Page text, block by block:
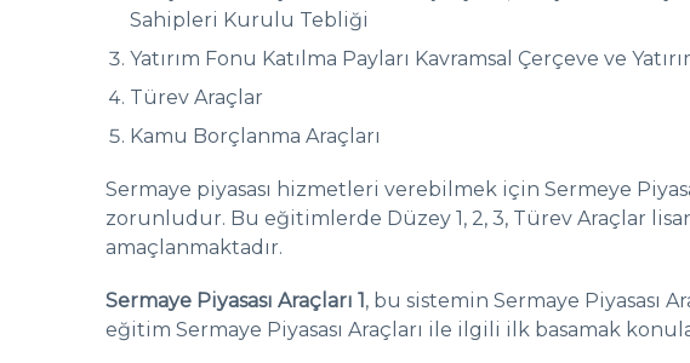
Sahipleri Kurulu Tebliği
Yatırım Fonu Katılma Payları Kavramsal Çerçeve ve
Türev Araçlar
Kamu Borçlanma Araçları
Sermaye piyasası hizmetleri verebilmek için Sermeye
zorunludur. Bu eğitimlerde Düzey 1, 2, 3, Türev Araçlar
amaçlanmaktadır.
Sermaye Piyasası Araçları 1 , bu sistemin Sermaye Piyasası
eğitim Sermaye Piyasası Araçları ile ilgili ilk basamak